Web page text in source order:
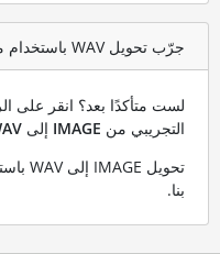
جرّب تحويل WAV باستخدام ملف اختبار IMAGE
لست متأكدًا بعد؟ انقر على
التجريبي من IMAGEإلى
بنا.